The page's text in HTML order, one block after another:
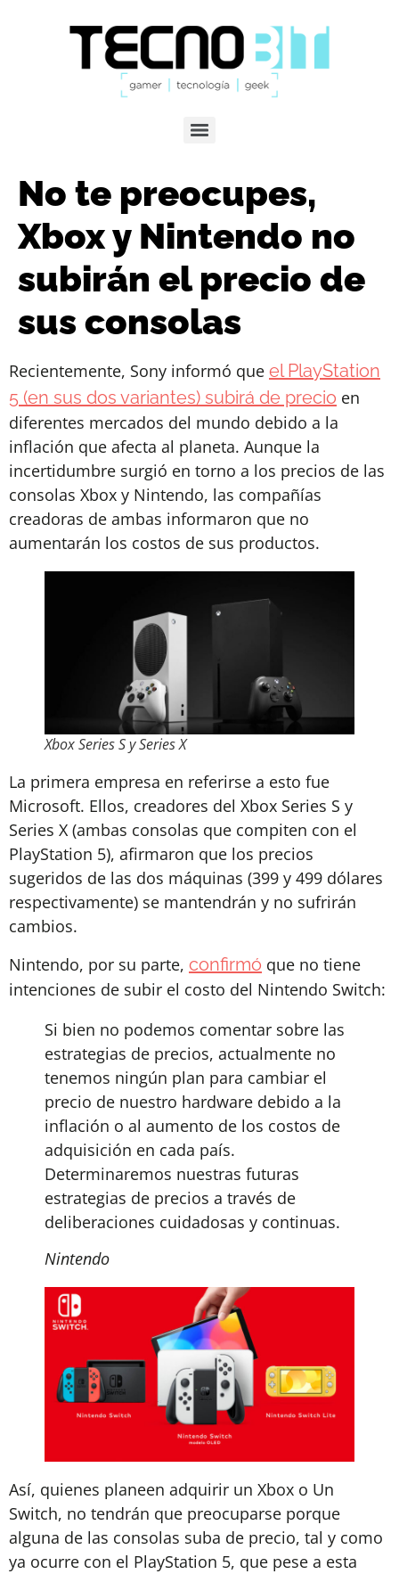
No te preocupes,
Xbox y Nintendo no
subirán el precio de
sus consolas
Recientemente, Sony informó que el PlayStation
5 (en sus dos variantes) subirá de precio en
diferentes mercados del mundo debido a la
inflación que afecta al planeta. Aunque la
incertidumbre surgió en torno a los precios de las
consolas Xbox y Nintendo, las compañías
creadoras de ambas informaron que no
aumentarán los costos de sus productos.
Xbox Series S y Series X
La primera empresa en referirse a esto fue
Microsoft. Ellos, creadores del Xbox Series S y
Series X (ambas consolas que compiten con el
PlayStation 5), afirmaron que los precios
sugeridos de las dos máquinas (399 y 499 dólares
respectivamente) se mantendrán y no sufrirán
cambios.
Nintendo, por su parte, confirmó que no tiene
intenciones de subir el costo del Nintendo Switch:
Si bien no podemos comentar sobre las
estrategias de precios, actualmente no
tenemos ningún plan para cambiar el
precio de nuestro hardware debido a la
inflación o al aumento de los costos de
adquisición en cada país.
Determinaremos nuestras futuras
estrategias de precios a través de
deliberaciones cuidadosas y continuas.
Nintendo
Así, quienes planeen adquirir un Xbox o Un
Switch, no tendrán que preocuparse porque
alguna de las consolas suba de precio, tal y como
ya ocurre con el PlayStation 5, que pese a esta